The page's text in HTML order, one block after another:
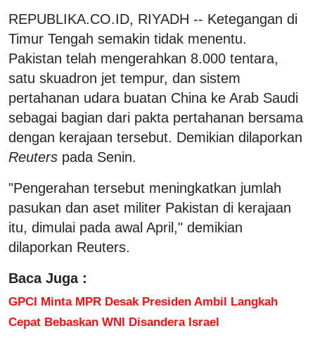
REPUBLIKA.CO.ID, RIYADH -- Ketegangan di
Timur Tengah semakin tidak menentu.
Pakistan telah mengerahkan 8.000 tentara,
satu skuadron jet tempur, dan sistem
pertahanan udara buatan China ke Arab Saudi
sebagai bagian dari pakta pertahanan bersama
dengan kerajaan tersebut. Demikian dilaporkan
Reuters pada Senin.
"Pengerahan tersebut meningkatkan jumlah
pasukan dan aset militer Pakistan di kerajaan
itu, dimulai pada awal April," demikian
dilaporkan Reuters.
Baca Juga :
GPCI Minta MPR Desak Presiden Ambil Langkah
Cepat Bebaskan WNI Disandera Israel